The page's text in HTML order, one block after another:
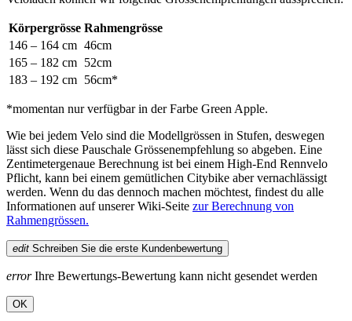
Körpergrösse Rahmengrösse
146 – 164 cm 46cm
165 – 182 cm 52cm
183 – 192 cm 56cm*
*momentan nur verfügbar in der Farbe Green Apple.
Wie bei jedem Velo sind die Modellgrössen in Stufen, deswegen
lässt sich diese Pauschale Grössenempfehlung so abgeben. Eine
Zentimetergenaue Berechnung ist bei einem High-End Rennvelo
Pflicht, kann bei einem gemütlichen Citybike aber vernachlässigt
werden. Wenn du das dennoch machen möchtest, findest du alle
Informationen auf unserer Wiki-Seite zur Berechnung von
Rahmengrössen.
edit Schreiben Sie die erste Kundenbewertung
errorIhre Bewertungs-Bewertung kann nicht gesendet werden
OK